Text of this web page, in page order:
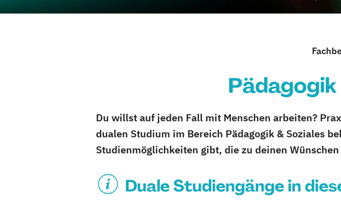
Du willst auf jeden Fall mit Menschen arbeiten?
dualen Studium im Bereich Pädagogik & Soziales
Studienmöglichkeiten gibt, die zu deinen
Duale Studiengänge in